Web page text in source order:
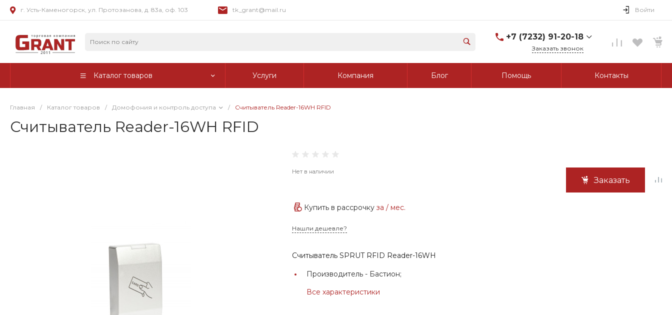
г. Усть-Каменогорск, ул. Протозанова, д. 83а, оф. 103 tk_grant@mail.ru Войти
+7 (7232) 91-20-18
г. Усть-Каменогорск, ул.
Заказать звонок
Каталог товаров Услуги Компания Блог Помощь Контакты
Главная / Каталог товаров / Домофония и контроль доступа / Считыватель Reader-16WH RFID
Считыватель Reader-16WH RFID
Нет в наличии
Заказать
Купить в рассрочкуза/ мес.
Нашли дешевле?
Считыватель SPRUT RFID Reader-16WH
Производитель - Бастион;
Все характеристики